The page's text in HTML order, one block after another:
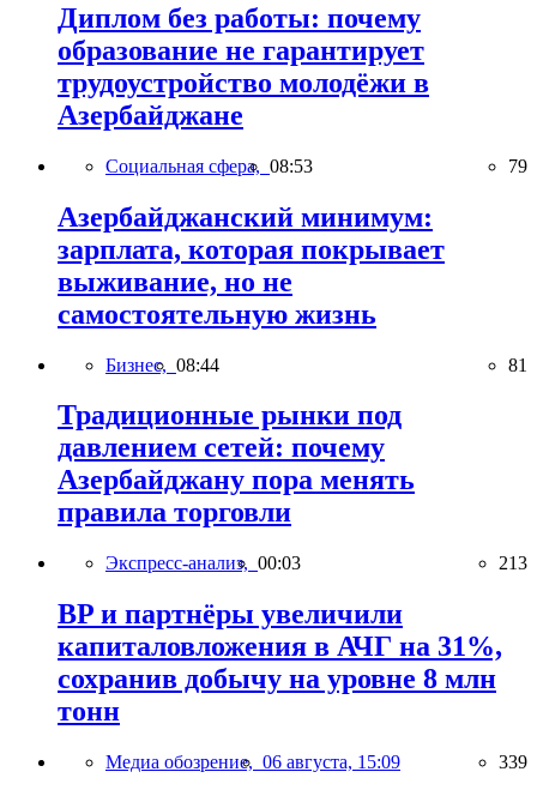
Диплом без работы: почему
образование не гарантирует
трудоустройство молодёжи в
Азербайджане
Социальная сфера, 08:53 79
Азербайджанский минимум:
зарплата, которая покрывает
выживание, но не
самостоятельную жизнь
Бизнес, 08:44 81
Традиционные рынки под
давлением сетей: почему
Азербайджану пора менять
правила торговли
Экспресс-анализ, 00:03 213
BP и партнёры увеличили
капиталовложения в АЧГ на 31%,
сохранив добычу на уровне 8 млн
тонн
Медиа обозрение, 06 августа, 15:09 339